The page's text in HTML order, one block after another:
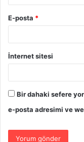
E-posta *
İnternet sitesi
Bir dahaki sefere
e-posta adresimi ve